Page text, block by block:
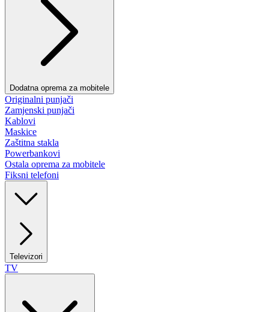
Dodatna oprema za mobitele
Originalni punjači
Zamjenski punjači
Kablovi
Maskice
Zaštitna stakla
Powerbankovi
Ostala oprema za mobitele
Fiksni telefoni
Televizori
TV